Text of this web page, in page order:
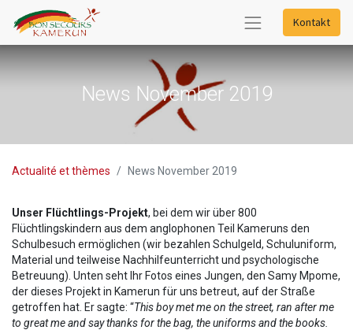
Kontakt
News November 2019
Actualité et thèmes News November 2019
Unser Flüchtlings-Projekt, bei dem wir über 800
Flüchtlingskindern aus dem anglophonen Teil Kameruns den
Schulbesuch ermöglichen (wir bezahlen Schulgeld, Schuluniform,
Material und teilweise Nachhilfeunterricht und psychologische
Betreuung). Unten seht Ihr Fotos eines Jungen, den Samy Mpome,
der dieses Projekt in Kamerun für uns betreut, auf der Straße
getroffen hat. Er sagte: “This boy met me on the street, ran after me
to great me and say thanks for the bag, the uniforms and the books.